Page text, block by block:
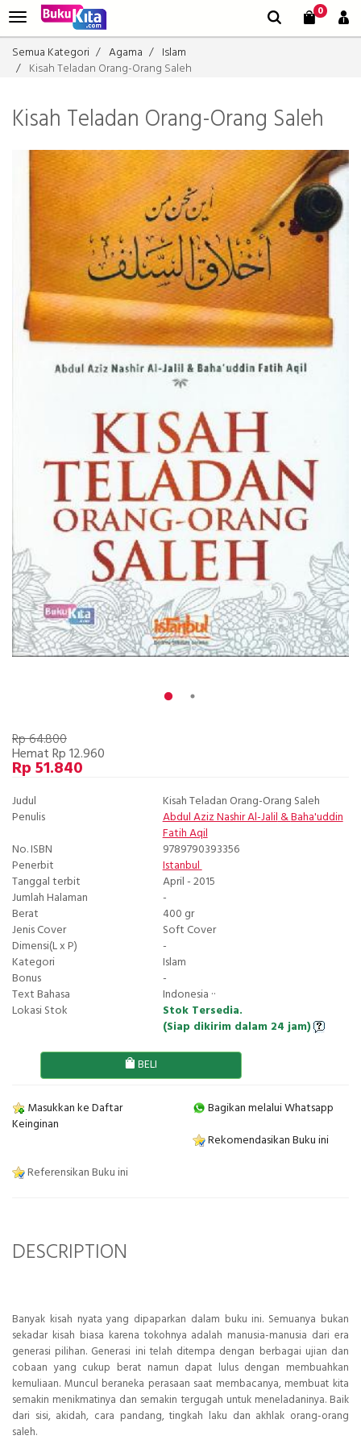
0
Semua Kategori Agama
Islam
Kisah Teladan Orang-Orang Saleh
Kisah Teladan Orang-Orang Saleh
Rp 64.800
Hemat Rp 12.960
Rp 51.840
Judul
Kisah Teladan Orang-Orang Saleh
Penulis
Abdul Aziz Nashir Al-Jalil&Baha'uddin
Fatih Aqil
No. ISBN
9789790393356
Penerbit
Istanbul
Tanggal terbit
April - 2015
Jumlah Halaman
-
Berat
400 gr
Jenis Cover
Soft Cover
Dimensi(L x P)
-
Kategori
Islam
Bonus
-
Text Bahasa
Indonesia ··
Lokasi Stok
Stok Tersedia.
(Siap dikirim dalam 24 jam)
BELI
Masukkan ke Daftar
Keinginan
Bagikan melalui Whatsapp
Rekomendasikan Buku ini
Referensikan Buku ini
DESCRIPTION
Banyak kisah nyata yang dipaparkan dalam buku ini. Semuanya bukan
sekadar kisah biasa karena tokohnya adalah manusia-manusia dari era
generasi pilihan. Generasi ini telah ditempa dengan berbagai ujian dan
cobaan yang cukup beratnamun dapat lulus dengan membuahkan
kemuliaan. Muncul beraneka perasaan saat membacanya, membuat kita
semakin menikmatinya dan semakin tergugah untuk meneladaninya. Baik
dari sisi, akidah, cara pandang, tingkah laku dan akhlak orang-orang
saleh.